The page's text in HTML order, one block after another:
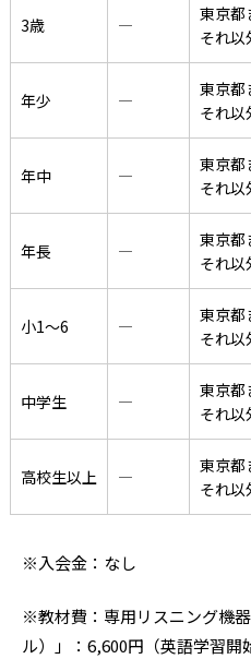
3歳 ―
東京都
それ
年少 ―
東京都
それ
年中 ―
東京都
それ
年長 ―
東京都
それ
小1〜6 ―
東京都
それ
中学生 ―
東京都
それ
高校生以上 ―
東京都
それ
※入会金：なし
※教材費：専用リスニング機
ル）」：6,600円（英語学習開